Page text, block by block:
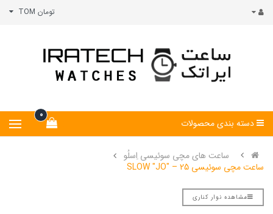
تومان TOM
0
دسته بندی محصولات
ساعت های مچی سوئیسی اِسلُو
ساعت مچی سوئیسی SLOW "JO" – 25
مشاهده نوار کناری